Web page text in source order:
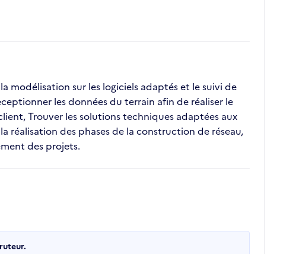
modélisation sur les logiciels adaptés et le suivi de
les données du terrain afin de réaliser le
Trouver les solutions techniques adaptées aux
réalisation des phases de la construction de réseau,
des projets.